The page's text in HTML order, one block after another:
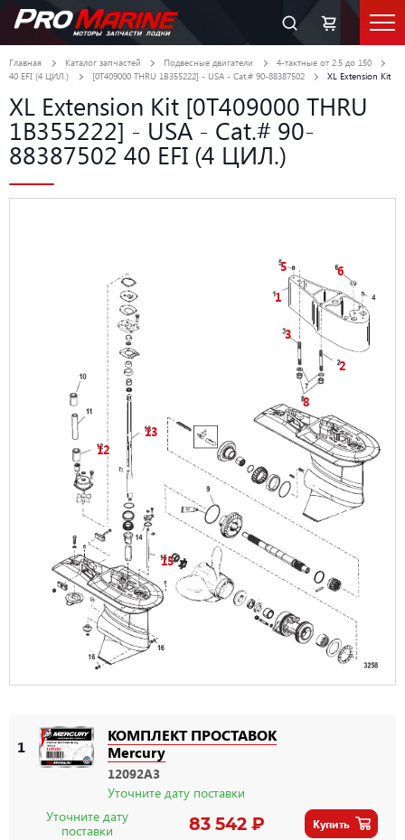
Главная Каталог запчастей Подвесные двигатели
4-тактные от 2.5 до 150
40 EFI (4 ЦИЛ.)
[0T409000 THRU 1B355222] - USA - Cat.# 90-88387502 XL Extension Kit
XL Extension Kit [0T409000 THRU
1B355222] - USA - Cat.# 90-
88387502 40 EFI (4 ЦИЛ.)
1
2
3
5 6
8
12
13
15
1
КОМПЛЕКТ ПРОСТАВОК
Mercury
12092A3
Уточните дату поставки
Уточните дату
поставки
83 542 ₽ Купить